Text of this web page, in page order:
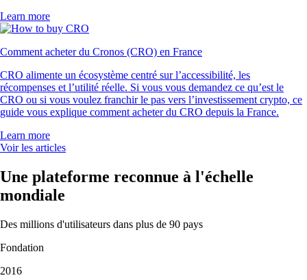
Learn more
Comment acheter du Cronos (CRO) en France
CRO alimente un écosystème centré sur l’accessibilité, les
récompenses et l’utilité réelle. Si vous vous demandez ce qu’est le
CRO ou si vous voulez franchir le pas vers l’investissement crypto, ce
guide vous explique comment acheter du CRO depuis la France.
Learn more
Voir les articles
Une plateforme reconnue à l'échelle
mondiale
Des millions d'utilisateurs dans plus de 90 pays
Fondation
2016